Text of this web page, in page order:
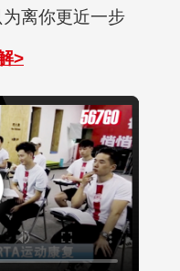
离你更近一步
>